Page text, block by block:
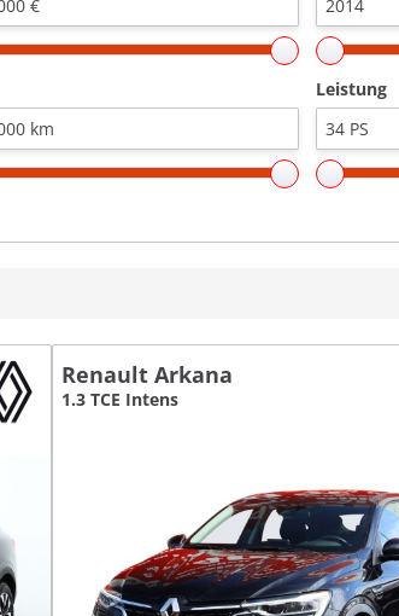
Leistung
Renault Arkana
1.3 TCE Intens